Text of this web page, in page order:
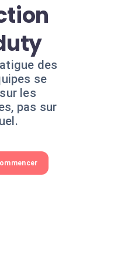
des
se
les
pas sur